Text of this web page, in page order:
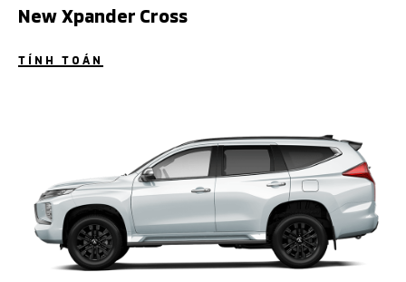
New Xpander Cross
TÍNH TOÁN